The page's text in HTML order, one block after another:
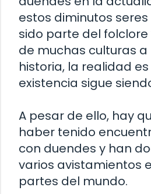
estos diminutos
sido parte del
de muchas culturas
historia, la realidad es
existencia sigue
A pesar de ello, hay
haber tenido
con duendes y han
varios avistamientos
partes del mundo.